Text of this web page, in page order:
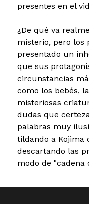
presentes en el
¿De qué va
misterio, pero los
presentado un
que sus
circunstancias
como los bebés,
misteriosas
dudas que
palabras muy
tildando a Kojima
descartando las
modo de "cadena